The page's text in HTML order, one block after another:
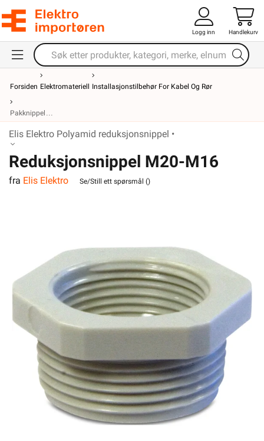
Logg inn Handlekurv
Forsiden Elektromateriell Installasjonstilbehør For Kabel Og Rør
Pakknippel
Elis Elektro Polyamid reduksjonsnippel •
Reduksjonsnippel M20-M16
Polyamid
fra Elis Elektro Se/Still ett spørsmål ()